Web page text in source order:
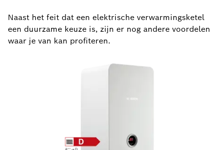
Naast het feit dat een elektrische verwarmingsketel
een duurzame keuze is, zijn er nog andere voordelen
waar je van kan profiteren.